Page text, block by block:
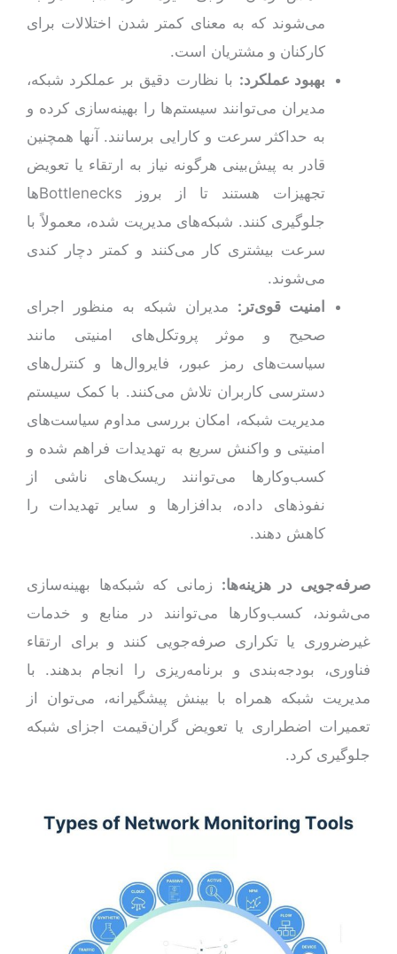
می‌شوند که به معنای کمتر شدن اختلالات برای
کارکنان و مشتریان است.
بهبود عملکرد: با نظارت دقیق بر عملکرد شبکه،
مدیران می‌توانند سیستم‌ها را بهینه‌سازی کرده و
به حداکثر سرعت و کارایی برسانند. آنها همچنین
قادر به پیش‌بینی هرگونه نیاز به ارتقاء یا تعویض
تجهیزات هستند تا از بروز Bottlenecksها
جلوگیری کنند. شبکه‌های مدیریت شده، معمولاً با
سرعت بیشتری کار می‌کنند و کمتر دچار کندی
می‌شوند.
امنیت قوی‌تر: مدیران شبکه به منظور اجرای
صحیح و موثر پروتکل‌های امنیتی مانند
سیاست‌های رمز عبور، فایروال‌ها و کنترل‌های
دسترسی کاربران تلاش می‌کنند. با کمک سیستم
مدیریت شبکه، امکان بررسی مداوم سیاست‌های
امنیتی و واکنش سریع به تهدیدات فراهم شده و
کسب‌وکارها می‌توانند ریسک‌های ناشی از
نفوذهای داده، بدافزارها و سایر تهدیدات را
کاهش دهند.
صرفه‌جویی در هزینه‌ها: زمانی که شبکه‌ها بهینه‌سازی
می‌شوند، کسب‌وکارها می‌توانند در منابع و خدمات
غیرضروری یا تکراری صرفه‌جویی کنند و برای ارتقاء
فناوری، بودجه‌بندی و برنامه‌ریزی را انجام بدهند. با
مدیریت شبکه همراه با بینش پیشگیرانه، می‌توان از
تعمیرات اضطراری یا تعویض گران‌قیمت‌ اجزای شبکه
جلوگیری کرد.